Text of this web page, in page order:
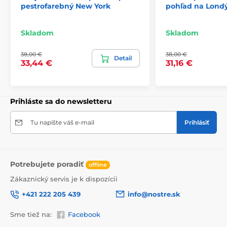
veľkosti, čo môže viesť k jeho miernemu orezaniu. Po
kliknutí na konkrétny rozmer na stránke si môžete
Rozmery (v cm): 147x270(3 pásy),
245x270(5 pásov), 294x270(6 pásov)
pestrofarebný New York
Skladom
38,00 €
33,44 €
Detail
pohľad na
Skladom
38,00 €
31,16 €
Prihláste sa do newsletteru
Tu napíšte váš e-mail Prihlásiť
Potrebujete poradiť offline
Zákaznický servis je k dispozícii
+421 222 205 439
info@nostre.sk
Sme tiež na: Facebook